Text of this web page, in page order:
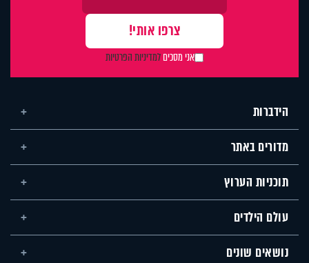
אני מסכיםלמדיניות הפרטיות
הידברות
מדורים באתר
תוכניות הערוץ
עולם הילדים
נושאים שונים